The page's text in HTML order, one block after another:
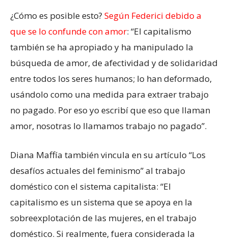
¿Cómo es posible esto? Según Federici debido a
que se lo confunde con amor: “El capitalismo
también se ha apropiado y ha manipulado la
búsqueda de amor, de afectividad y de solidaridad
entre todos los seres humanos; lo han deformado,
usándolo como una medida para extraer trabajo
no pagado. Por eso yo escribí que eso que llaman
amor, nosotras lo llamamos trabajo no pagado”.
Diana Maffía también vincula en su artículo “Los
desafíos actuales del feminismo” al trabajo
doméstico con el sistema capitalista: “El
capitalismo es un sistema que se apoya en la
sobreexplotación de las mujeres, en el trabajo
doméstico. Si realmente, fuera considerada la